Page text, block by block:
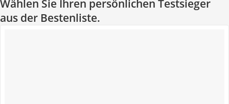
Wählen Sie Ihren persönlichen Testsieger
aus der Bestenliste.